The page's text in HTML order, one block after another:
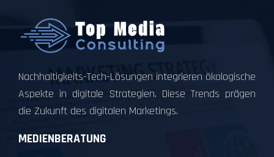
Nachhaltigkeits-Tech-Lösungen integrieren ökologische
Aspekte in digitale Strategien. Diese Trends prägen
die Zukunft des digitalen Marketings.
MEDIENBERATUNG